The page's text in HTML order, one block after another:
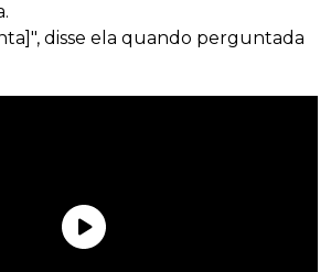
disse ela quando perguntada